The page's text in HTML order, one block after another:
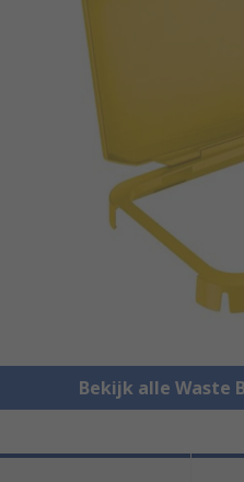
Bekijk alle Waste